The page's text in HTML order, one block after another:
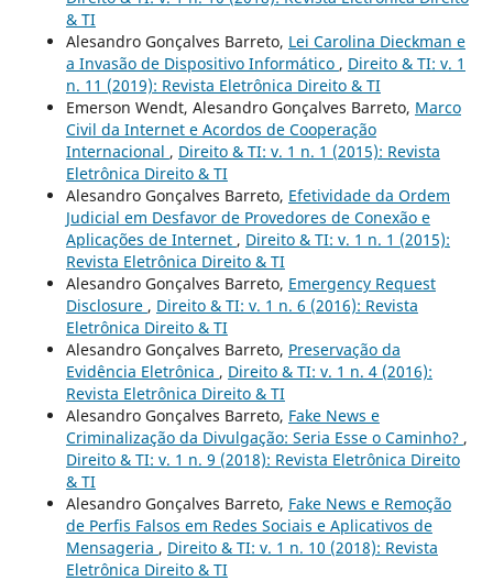
& TI
Alesandro Gonçalves Barreto, Lei Carolina Dieckman e
a Invasão de Dispositivo Informático , Direito & TI: v. 1
n. 11 (2019): Revista Eletrônica Direito & TI
Emerson Wendt, Alesandro Gonçalves Barreto, Marco
Civil da Internet e Acordos de Cooperação
Internacional , Direito & TI: v. 1 n. 1 (2015): Revista
Eletrônica Direito & TI
Alesandro Gonçalves Barreto, Efetividade da Ordem
Judicial em Desfavor de Provedores de Conexão e
Aplicações de Internet , Direito & TI: v. 1 n. 1 (2015):
Revista Eletrônica Direito & TI
Alesandro Gonçalves Barreto, Emergency Request
Disclosure , Direito & TI: v. 1 n. 6 (2016): Revista
Eletrônica Direito & TI
Alesandro Gonçalves Barreto, Preservação da
Evidência Eletrônica , Direito & TI: v. 1 n. 4 (2016):
Revista Eletrônica Direito & TI
Alesandro Gonçalves Barreto, Fake News e
Criminalização da Divulgação: Seria Esse o Caminho? ,
Direito & TI: v. 1 n. 9 (2018): Revista Eletrônica Direito
& TI
Alesandro Gonçalves Barreto, Fake News e Remoção
de Perfis Falsos em Redes Sociais e Aplicativos de
Mensageria , Direito & TI: v. 1 n. 10 (2018): Revista
Eletrônica Direito & TI